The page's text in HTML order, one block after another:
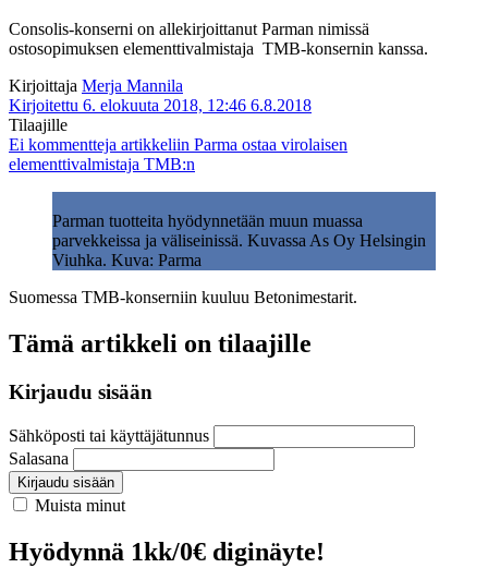
Consolis-konserni on allekirjoittanut Parman nimissä
ostosopimuksen elementtivalmistaja TMB-konsernin kanssa.
Kirjoittaja Merja Mannila
Kirjoitettu 6. elokuuta 2018, 12:46 6.8.2018
Tilaajille
Ei kommentteja artikkeliin Parma ostaa virolaisen
elementtivalmistaja TMB:n
Parman tuotteita hyödynnetään muun muassa
parvekkeissa ja väliseinissä. Kuvassa As Oy Helsingin
Viuhka. Kuva: Parma
Suomessa TMB-konserniin kuuluu Betonimestarit.
Tämä artikkeli on tilaajille
Kirjaudu sisään
Sähköposti tai käyttäjätunnus
Salasana
Kirjaudu sisään
Muista minut
Hyödynnä 1kk/0€ diginäyte!